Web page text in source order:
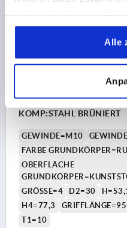
gesammelt haben.
Alle
KLEMMHEBEL MIT
M10, ZINK ROT RAL3003
KOMP:STAHL BRÜNIERT
GEWINDE=M10
FARBE
OBERFLÄCHE
GRÖSSE=4
D2=30
H4=77,3
GRIFFLÄNGE=95
T1=10